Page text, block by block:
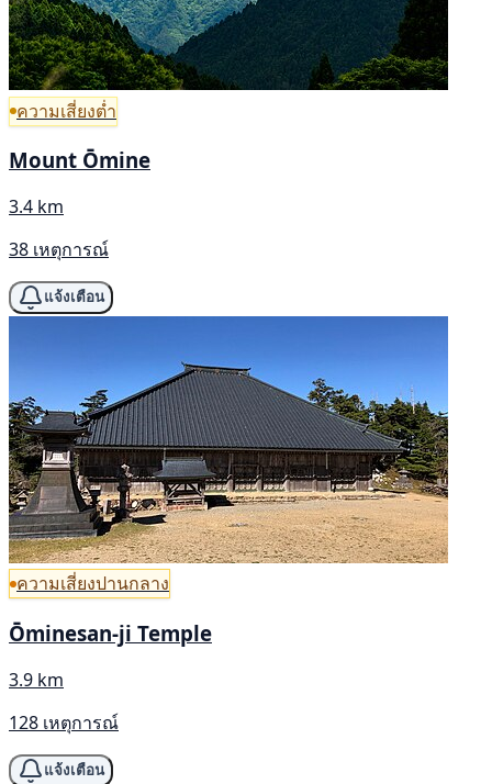
ความเสี่ยงต่ำ
Mount Ōmine
3.4 km
38 เหตุการณ์
แจ้งเตือน
ความเสี่ยงปานกลาง
Ōminesan-ji Temple
3.9 km
128 เหตุการณ์
แจ้งเตือน